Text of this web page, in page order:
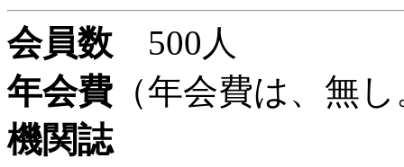
会員数 500人
年会費 （年会費は、無
機関誌